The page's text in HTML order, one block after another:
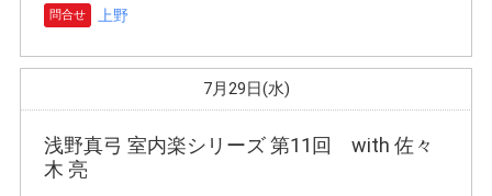
問合せ 上野
7月29日(水)
浅野真弓 室内楽シリーズ 第11回 with 佐々
木 亮